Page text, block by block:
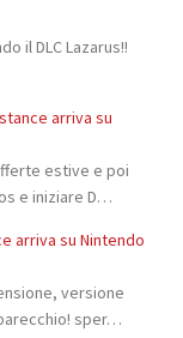
il DLC Lazarus!!
arriva su
estive e poi
e iniziare D…
arriva su Nintendo
versione
sper…